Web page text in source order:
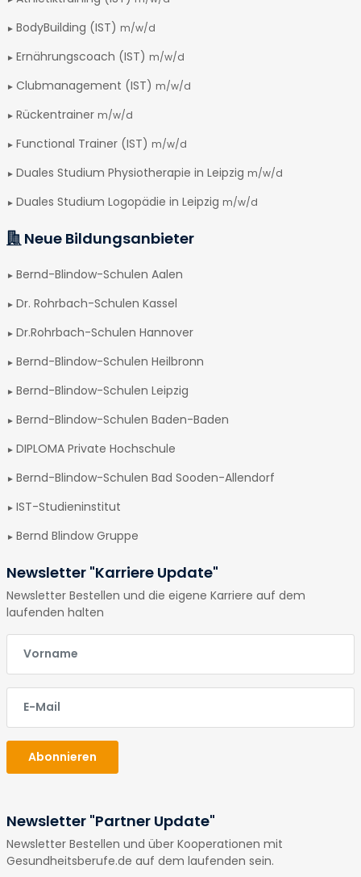
BodyBuilding (IST) m/w/d
Ernährungscoach (IST) m/w/d
Clubmanagement (IST) m/w/d
Rückentrainer m/w/d
Functional Trainer (IST) m/w/d
Duales Studium Physiotherapie in Leipzig m/w/d
Duales Studium Logopädie in Leipzig m/w/d
Neue Bildungsanbieter
Bernd-Blindow-Schulen Aalen
Dr. Rohrbach-Schulen Kassel
Dr.Rohrbach-Schulen Hannover
Bernd-Blindow-Schulen Heilbronn
Bernd-Blindow-Schulen Leipzig
Bernd-Blindow-Schulen Baden-Baden
DIPLOMA Private Hochschule
Bernd-Blindow-Schulen Bad Sooden-Allendorf
IST-Studieninstitut
Bernd Blindow Gruppe
Newsletter "Karriere Update"
Newsletter Bestellen und die eigene Karriere auf dem
laufenden halten
E-Mail
E-Mail
Abonnieren
Newsletter "Partner Update"
Newsletter Bestellen und über Kooperationen mit
Gesundheitsberufe.de auf dem laufenden sein.